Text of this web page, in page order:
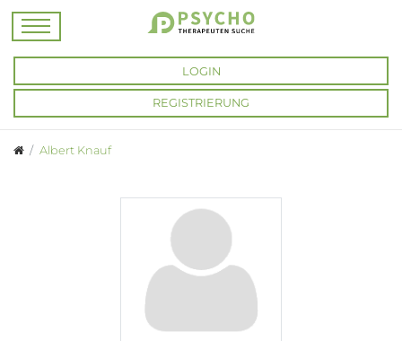
LOGIN
REGISTRIERUNG
Albert Knauf